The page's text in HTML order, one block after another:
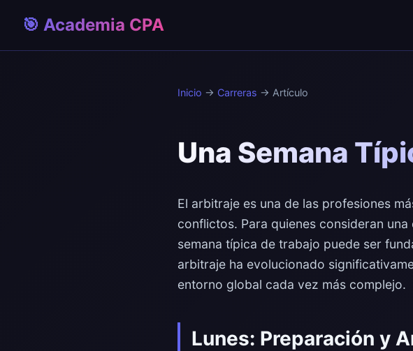
🎯 Academia CPA
Inicio → Carreras → Artículo
Una Semana
El arbitraje es una de las profesiones
conflictos. Para quienes consideran
semana típica de trabajo puede ser
arbitraje ha evolucionado
entorno global cada vez más complejo.
Lunes: Preparación y